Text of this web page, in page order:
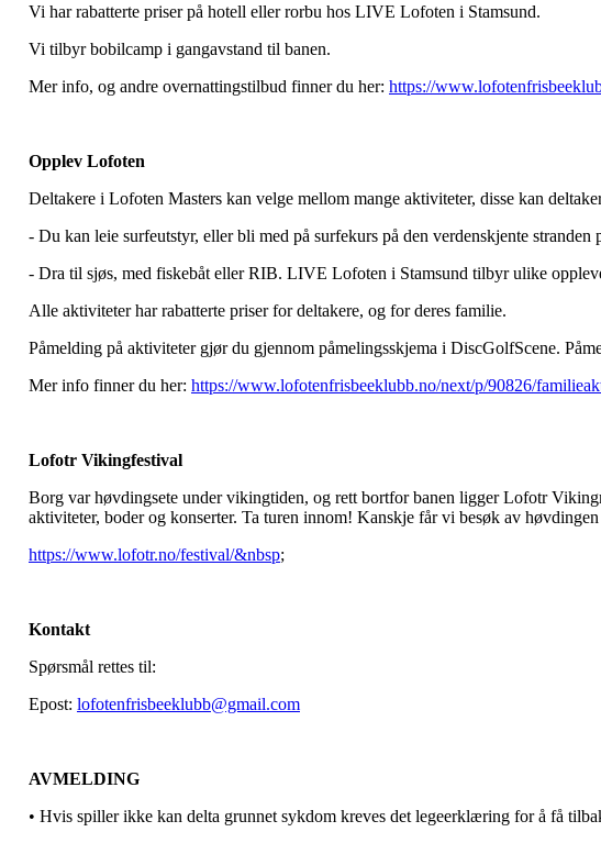
Vi har rabatterte priser på hotell eller rorbu hos LIVE Lofoten i Stamsund.
Vi tilbyr bobilcamp i gangavstand til banen.
Mer info, og andre overnattingstilbud finner du her: https://
Opplev Lofoten
Deltakere i Lofoten Masters kan velge mellom mange aktiviteter, disse kan
- Du kan leie surfeutstyr, eller bli med på surfekurs på den verdenskjente stranden
- Dra til sjøs, med fiskebåt eller RIB. LIVE Lofoten i Stamsund tilbyr ulike
Alle aktiviteter har rabatterte priser for deltakere, og for deres familie.
Påmelding på aktiviteter gjør du gjennom påmelingsskjema i DiscGolfScene.
Mer info finner du her: https://www.lofotenfrisbeeklubb.no/next/p/90826/
Lofotr Vikingfestival
Borg var høvdingsete under vikingtiden, og rett bortfor banen ligger Lofotr
aktiviteter, boder og konserter. Ta turen innom! Kanskje får vi besøk av
https://www.lofotr.no/festival/&nbsp;
Kontakt
Spørsmål rettes til:
Epost: lofotenfrisbeeklubb@gmail.com
AVMELDING
• Hvis spiller ikke kan delta grunnet sykdom kreves det legeerklæring for å få